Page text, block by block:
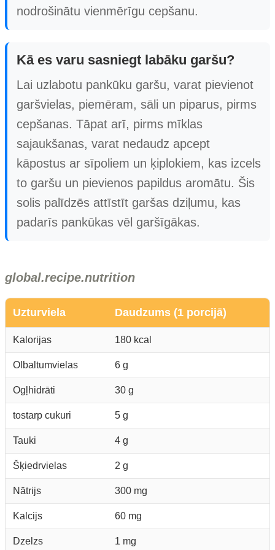
nodrošinātu vienmērīgu cepšanu.
Kā es varu sasniegt labāku garšu?
Lai uzlabotu pankūku garšu, varat pievienot
garšvielas, piemēram, sāli un piparus, pirms
cepšanas. Tāpat arī, pirms mīklas
sajaukšanas, varat nedaudz apcept
kāpostus ar sīpoliem un ķiplokiem, kas izcels
to garšu un pievienos papildus aromātu. Šis
solis palīdzēs attīstīt garšas dziļumu, kas
padarīs pankūkas vēl garšīgākas.
global.recipe.nutrition
Uzturviela Daudzums (1 porcijā)
Kalorijas 180 kcal
Olbaltumvielas 6 g
Ogļhidrāti 30 g
tostarp cukuri 5 g
Tauki 4 g
Šķiedrvielas 2 g
Nātrijs 300 mg
Kalcijs 60 mg
Dzelzs 1 mg